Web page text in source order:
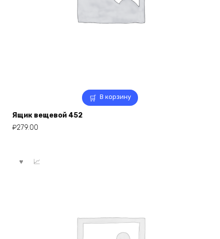
В корзину
Ящик вещевой 452
₽279.00